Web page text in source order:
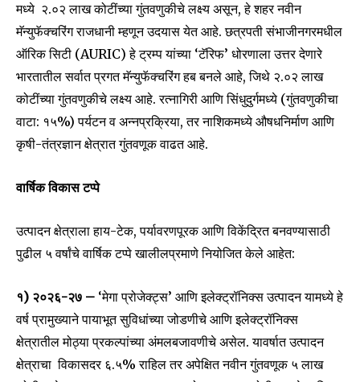
मध्ये ₹ २.०२ लाख कोटींच्या गुंतवणुकीचे लक्ष्य असून, हे शहर नवीन
मॅन्युफॅक्चरिंग राजधानी म्हणून उदयास येत आहे. छत्रपती संभाजीनगरमधील
ऑरिक सिटी (AURIC) हे ट्रम्प यांच्या ‘टॅरिफ’ धोरणाला उत्तर देणारे
भारतातील सर्वात प्रगत मॅन्युफॅक्चरिंग हब बनले आहे, जिथे ₹२.०२ लाख
कोटींच्या गुंतवणुकीचे लक्ष्य आहे. रत्नागिरी आणि सिंधुदुर्गमध्ये (गुंतवणुकीचा
वाटा: १५%) पर्यटन व अन्नप्रक्रिया, तर नाशिकमध्ये औषधनिर्माण आणि
कृषी-तंत्रज्ञान क्षेत्रात गुंतवणूक वाढत आहे.
वार्षिक विकास टप्पे
उत्पादन क्षेत्राला हाय-टेक, पर्यावरणपूरक आणि विकेंद्रित बनवण्यासाठी
पुढील ५ वर्षांचे वार्षिक टप्पे खालीलप्रमाणे नियोजित केले आहेत:
१) २०२६-२७ – ‘मेगा प्रोजेक्ट्स’ आणि इलेक्ट्रॉनिक्स उत्पादन यामध्ये हे
वर्ष प्रामुख्याने पायाभूत सुविधांच्या जोडणीचे आणि इलेक्ट्रॉनिक्स
क्षेत्रातील मोठ्या प्रकल्पांच्या अंमलबजावणीचे असेल. यावर्षात उत्पादन
क्षेत्राचा विकासदर ६.५% राहिल तर अपेक्षित नवीन गुंतवणूक ₹५ लाख